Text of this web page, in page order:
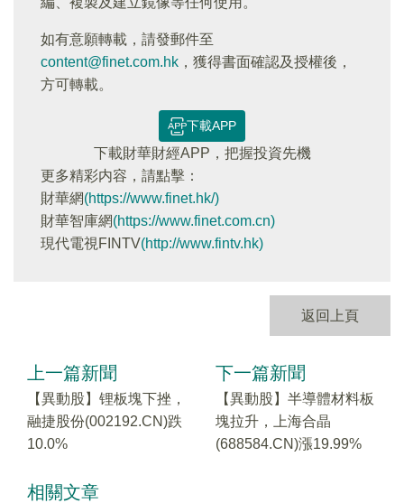
如有意願轉載，請發郵件至
content@finet.com.hk ，獲得書面確認及授權後，
方可轉載。
下載APP
下載財華財經APP，把握投資先機
更多精彩内容，請點擊：
財華網(https://www.finet.hk/)
財華智庫網(https://www.finet.com.cn)
現代電視FINTV(http://www.fintv.hk)
返回上頁
上一篇新聞
【異動股】锂板塊下挫，
融捷股份(002192.CN)跌
10.0%
下一篇新聞
【異動股】半導體材料板
塊拉升，上海合晶
(688584.CN)漲19.99%
相關文章